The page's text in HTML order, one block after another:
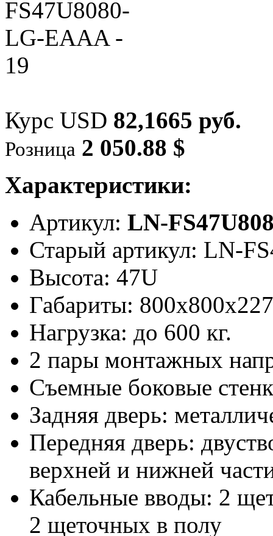
Курс USD 82,1665 руб.
Розница 2 050.88 $
Характеристики:
Артикул: LN-
Старый артикул: LN-
Высота: 47U
Габариты:
Нагрузка: до 600 кг.
2 пары монтажных
Съемные боковые
Задняя дверь:
Передняя дверь:
верхней и нижней
Кабельные вводы: 2
2 щеточных в полу